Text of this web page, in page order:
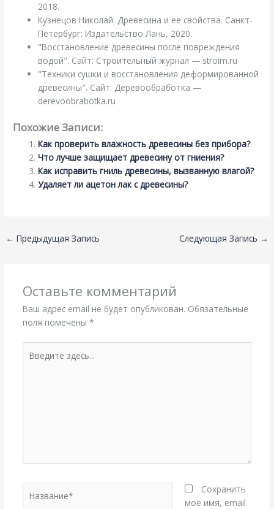
2018.
Кузнецов Николай. Древесина и ее свойства. Санкт-
Петербург: Издательство Лань, 2020.
"Восстановление древесины после повреждения
водой". Сайт: Строительный журнал — stroim.ru
"Техники сушки и восстановления деформированной
древесины". Сайт: Деревообработка —
derevoobrabotka.ru
Похожие Записи:
Как проверить влажность древесины без прибора?
Что лучше защищает древесину от гниения?
Как исправить гниль древесины, вызванную влагой?
Удаляет ли ацетон лак с древесины?
← Предыдущая Запись Следующая Запись →
Оставьте комментарий
Ваш адрес email не будет опубликован. Обязательные
поля помечены *
здесь...
Сохранить
моё имя, email